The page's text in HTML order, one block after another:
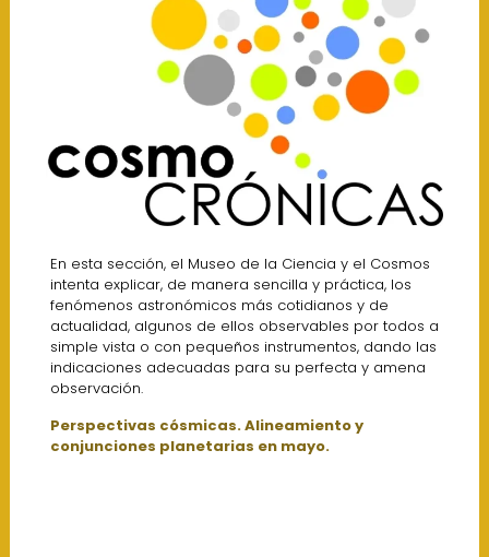
En esta sección, el Museo de la Ciencia y el Cosmos
intenta explicar, de manera sencilla y práctica, los
fenómenos astronómicos más cotidianos y de
actualidad, algunos de ellos observables por todos a
simple vista o con pequeños instrumentos, dando las
indicaciones adecuadas para su perfecta y amena
observación.
Perspectivas cósmicas. Alineamiento y
conjunciones planetarias en mayo.